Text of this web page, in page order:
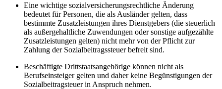
Eine wichtige sozialversicherungsrechtliche Änderung
bedeutet für Personen, die als Ausländer gelten, dass
bestimmte Zusatzleistungen ihres Dienstgebers (die steuerlich
als außergehaltliche Zuwendungen oder sonstige aufgezählte
Zusatzleistungen gelten) nicht mehr von der Pflicht zur
Zahlung der Sozialbeitragssteuer befreit sind.
Beschäftigte Drittstaatsangehörige können nicht als
Berufseinsteiger gelten und daher keine Begünstigungen der
Sozialbeitragsteuer in Anspruch nehmen.